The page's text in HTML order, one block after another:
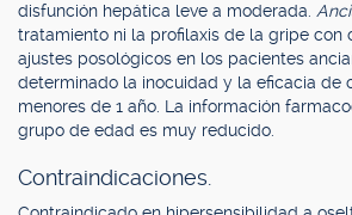
disfunción hepática leve a moderada.
tratamiento ni la profilaxis de la gripe con
ajustes posológicos en los pacientes
determinado la inocuidad y la eficacia de
menores de 1 año. La información
grupo de edad es muy reducido.
Contraindicaciones.